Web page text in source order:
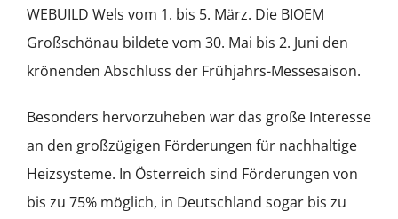
WEBUILD Wels vom 1. bis 5. März. Die BIOEM
Großschönau bildete vom 30. Mai bis 2. Juni den
krönenden Abschluss der Frühjahrs-Messesaison.
Besonders hervorzuheben war das große Interesse
an den großzügigen Förderungen für nachhaltige
Heizsysteme. In Österreich sind Förderungen von
bis zu 75% möglich, in Deutschland sogar bis zu